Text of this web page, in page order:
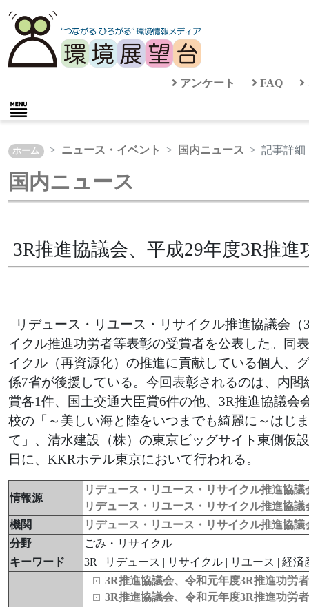
アンケート FAQ
ホーム ニュース・イベント 国内ニュース 記事詳細
国内ニュース
3R推進協議会、平成29年度3R推
リデュース・リユース・リサイクル推進協議会
イクル推進功労者等表彰の受賞者を公表した。同
イクル（再資源化）の推進に貢献している個人、
係7省が後援している。今回表彰されるのは、内
賞各1件、国土交通大臣賞6件の他、3R推進協議
校の「～美しい海と陸をいつまでも綺麗に～はじ
て」、清水建設（株）の東京ビッグサイト東側仮
日に、KKRホテル東京において行われる。
情報源
リデュース・リユース・リサイクル推進協
リデュース・リユース・リサイクル推進協
機関
リデュース・リユース・リサイクル推進協
分野
ごみ・リサイクル
キーワード
3R | リデュース | リサイクル | リユース | 経
3R推進協議会、令和元年度3R推進功労
3R推進協議会、令和元年度3R推進功労